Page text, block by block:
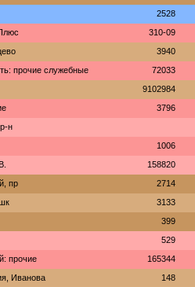
2528
310-09
3940
прочие служебные 72033
9102984
3796
н
1006
158820
пр 2714
3133
399
529
прочие 165344
Иванова 148